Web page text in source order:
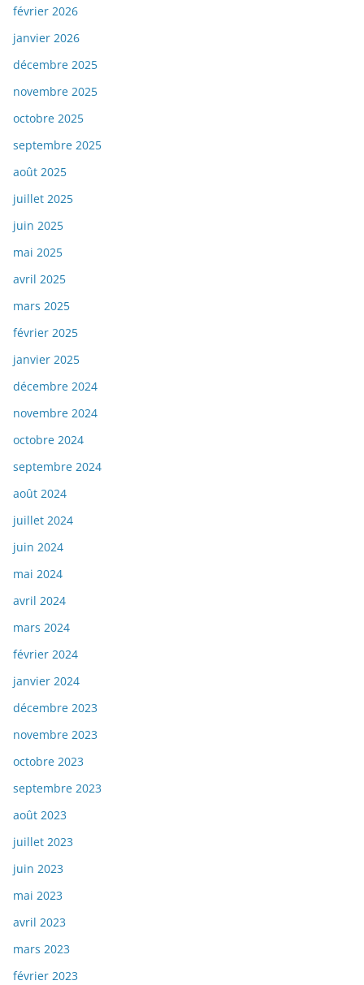
février 2026
janvier 2026
décembre 2025
novembre 2025
octobre 2025
septembre 2025
août 2025
juillet 2025
juin 2025
mai 2025
avril 2025
mars 2025
février 2025
janvier 2025
décembre 2024
novembre 2024
octobre 2024
septembre 2024
août 2024
juillet 2024
juin 2024
mai 2024
avril 2024
mars 2024
février 2024
janvier 2024
décembre 2023
novembre 2023
octobre 2023
septembre 2023
août 2023
juillet 2023
juin 2023
mai 2023
avril 2023
mars 2023
février 2023